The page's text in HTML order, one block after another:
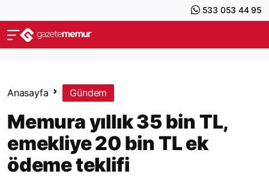
533 053 44 95
Anasayfa Gündem
Memura yıllık 35 bin TL,
emekliye 20 bin TL ek
ödeme teklifi